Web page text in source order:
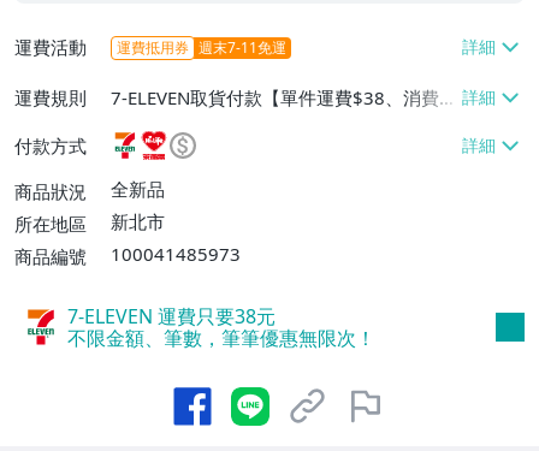
運費活動 運費抵用券 週末7-11免運
運費規則
7-ELEVEN取貨付款【單件運費$38、消費滿
$2000免運費】、萊爾富取貨付款【單件運
費$60、消費滿$2000免運費】、面交/自
取/不寄送【免運費】、郵局掛號【單件運
費$80、消費滿$2000免運費】
付款方式
商品狀況
全新品
所在地區
新北市
商品編號
100041485973
7-ELEVEN 運費只要38元
不限金額、筆數，筆筆優惠無限次！